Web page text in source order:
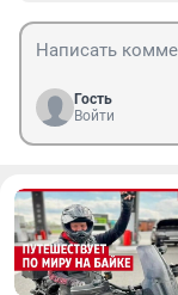
Гость
Войти